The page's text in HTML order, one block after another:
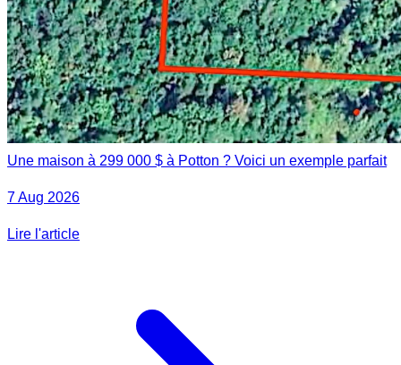
Une maison à 299 000 $ à Potton ? Voici un exemple parfait
7 Aug 2026
Lire l'article